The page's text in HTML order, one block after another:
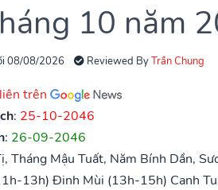
10 năm
08/08/2026 Reviewed ByTrần Chung
trên
: 25-10-2046
: 26-09-2046
Tháng Mậu Tuất, Năm Bính Dần,
13h) Đinh Mùi (13h-15h) Canh